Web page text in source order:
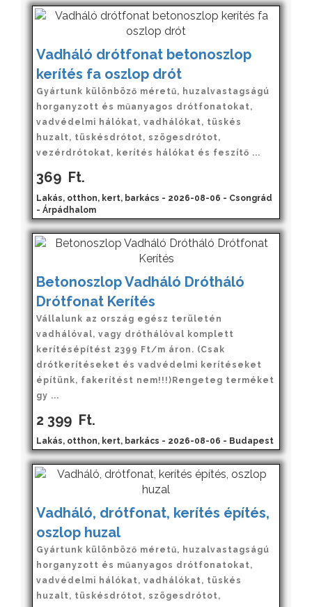
Vadháló drótfonat betonoszlop
kerítés fa oszlop drót
Gyártunk különböző méretű, huzalvastagságú
horganyzott és műanyagos drótfonatokat,
vadvédelmi hálókat, vadhálókat, tüskés
huzalt, tüskésdrótot, szögesdrótot,
vezérdrótokat, kerítés hálókat és feszítő ...
369 Ft.
Lakás, otthon, kert, barkács - 2026-08-06 - Csongrád
- Árpádhalom
Betonoszlop Vadháló Drótháló
Drótfonat Kerítés
Vállalunk az ország egész területén
vadhálóval, vagy dróthálóval komplett
kerítésépítést 2399 Ft/m áron. (Csak
drótkerítéseket és vadvédelmi kerítéseket
építünk, fakerítést nem!!!)Rengeteg terméket
gy ...
2 399 Ft.
Lakás, otthon, kert, barkács - 2026-08-06 - Budapest
Vadháló, drótfonat, kerítés építés,
oszlop huzal
Gyártunk különböző méretű, huzalvastagságú
horganyzott és műanyagos drótfonatokat,
vadvédelmi hálókat, vadhálókat, tüskés
huzalt, tüskésdrótot, szögesdrótot,